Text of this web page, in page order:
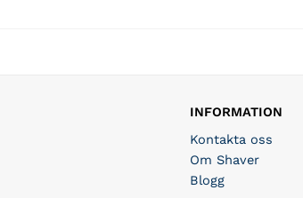
INFORMATION
Kontakta oss
Om Shaver
Blogg